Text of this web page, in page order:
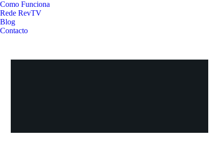
Como Funciona
Rede RevTV
Blog
Contacto